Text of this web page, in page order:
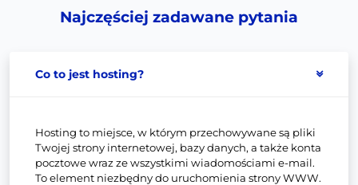
Najczęściej zadawane pytania
Co to jest hosting?
Hosting to miejsce, w którym przechowywane są pliki
Twojej strony internetowej, bazy danych, a także konta
pocztowe wraz ze wszystkimi wiadomościami e-mail.
To element niezbędny do uruchomienia strony WWW.